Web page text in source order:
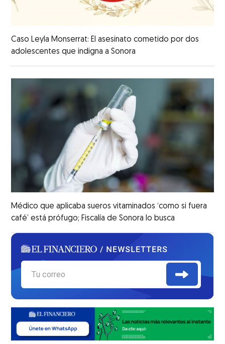
Caso Leyla Monserrat: El asesinato cometido por dos
adolescentes que indigna a Sonora
Médico que aplicaba sueros vitaminados ‘como si fuera
café’ está prófugo; Fiscalía de Sonora lo busca